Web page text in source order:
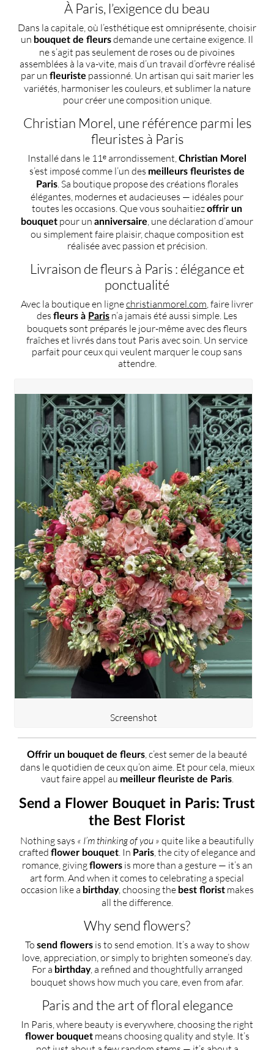
À Paris, l’exigence du beau
Dans la capitale, où l’esthétique est omniprésente, choisir
un bouquet de fleursdemande une certaine exigence. Il
ne s’agit pas seulement de roses ou de pivoines
assemblées à la va-vite, mais d’un travail d’orfèvre réalisé
par un fleuriste passionné. Un artisan qui sait marier les
variétés, harmoniser les couleurs, et sublimer la nature
pour créer une composition unique.
Christian Morel, une référence parmi les
fleuristes à Paris
Installé dans le 11ᵉ arrondissement, Christian Morel
s’est imposé comme l’un des meilleurs fleuristes de
Paris. Sa boutique propose des créations florales
élégantes, modernes et audacieuses — idéales pour
toutes les occasions. Que vous souhaitiezoffrir un
bouquet pour un anniversaire , une déclaration d’amour
ou simplement faire plaisir, chaque composition est
réalisée avec passion et précision.
Livraison de fleurs à Paris : élégance et
ponctualité
Avec la boutique en lignechristianmorel.com , faire livrer
des fleurs à Paris n’a jamais été aussi simple. Les
bouquets sont préparés le jour-même avec des fleurs
fraîches et livrés dans tout Paris avec soin. Un service
parfait pour ceux qui veulent marquer le coup sans
attendre.
Screenshot
Offrir un bouquet de fleurs , c’est semer de la beauté
dans le quotidien de ceux qu’on aime. Et pour cela, mieux
vaut faire appel au meilleur fleuriste de Paris.
Send a Flower Bouquet in Paris: Trust
the Best Florist
Nothing says « I’m thinking of you » quite like a beautifully
crafted flower bouquet. In Paris, the city of elegance and
romance, givingflowersis more than a gesture — it’s an
art form. And when it comes to celebrating a special
occasion like a birthday, choosing the best floristmakes
all the difference.
Why send flowers?
To send flowersis to send emotion. It’s a way to show
love, appreciation, or simply to brighten someone’s day.
For a birthday, a refined and thoughtfully arranged
bouquet shows how much you care, even from afar.
Paris and the art of floral elegance
In Paris, where beauty is everywhere, choosing the right
flower bouquetmeans choosing quality and style. It’s